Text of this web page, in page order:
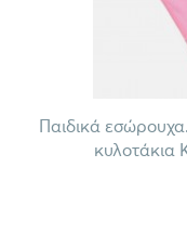
Παιδικά
κυλοτάκια